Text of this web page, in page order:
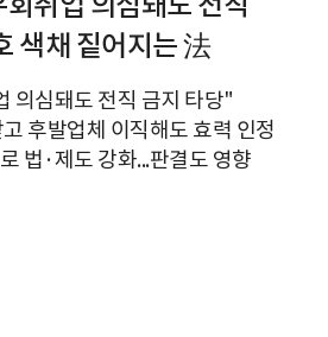
색채 짙어지는 法
의심돼도 전직 금지 타당"
후발업체 이직해도 효력 인정
법·제도 강화...판결도 영향